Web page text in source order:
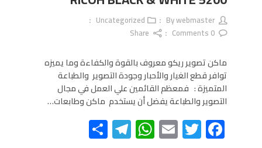
By
webmaster
Uncategorized
0
Share
ماكن تصوير ريكو معروف بالقوة والكفاءة وما يميزه
توافر قطع الغيار والأحبار وجودة التصوير والطباعة
المتميزة : فمعظم القائمين علي العمل في مجال
التصوير والطباعة يفضل أن يستخدم ماكن وطابعات…
Facebook
Twitter
Email
WhatsApp
Telegram
Share